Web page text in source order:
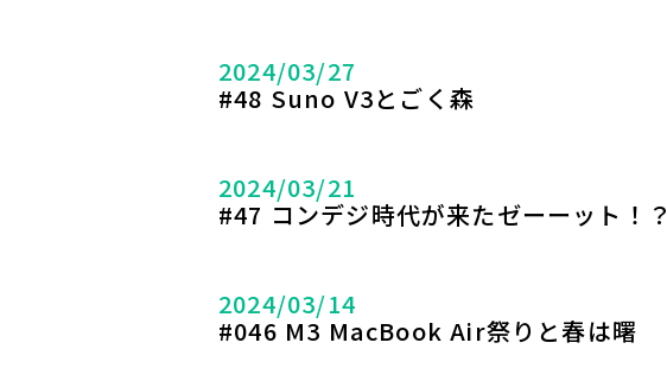
2024/03/27
#48 Suno V3とごく森
2024/03/21
#47 コンデジ時代が来たゼーーット！？
2024/03/14
#046 M3 MacBook Air祭りと春は曙